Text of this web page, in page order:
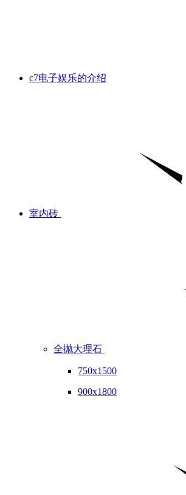
c7电子娱乐的介绍
室内砖
全抛大理石
750x1500
900x1800